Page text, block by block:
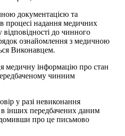
документацією та
процесі надання медичних
до чинного
ознайомлення з медичною
Виконавцем.
медичну інформацію про стан
чинним
у разі невиконання
інших передбачених даним
про це письмово